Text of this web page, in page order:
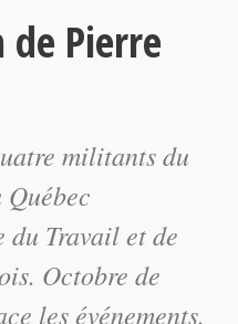
de Pierre
militants du
Travail et de
Octobre de
les événements.